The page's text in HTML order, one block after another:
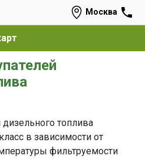
Москва
топлива
в зависимости от
фильтруемости